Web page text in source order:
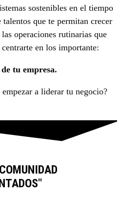
sostenibles en el tiempo
que te permitan crecer
operaciones rutinarias que
en los importante:
tu empresa.
a liderar tu negocio?